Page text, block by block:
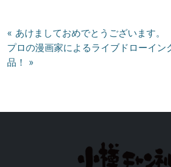
投
稿
ナ
« あけましておめでとうございます。
プロの漫画家によるライブドローイン
品！ »